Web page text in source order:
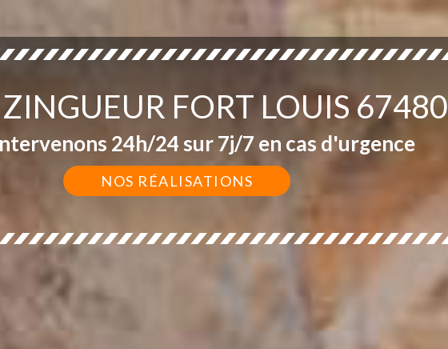
FORT LOUIS 67480
24h/24 sur 7j/7 en cas d'urgence
NOS RÉALISATIONS